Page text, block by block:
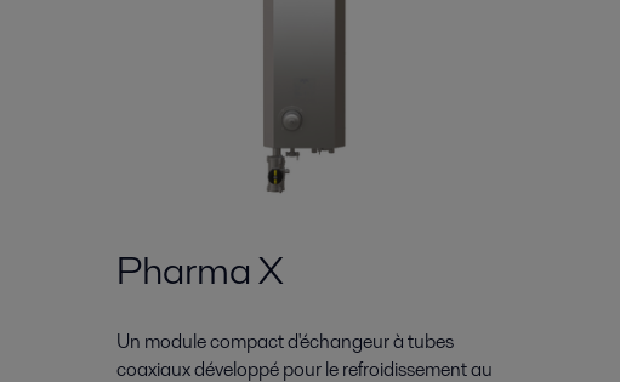
Pharma X
Un module compact d'échangeur à tubes
coaxiaux développé pour le refroidissement au